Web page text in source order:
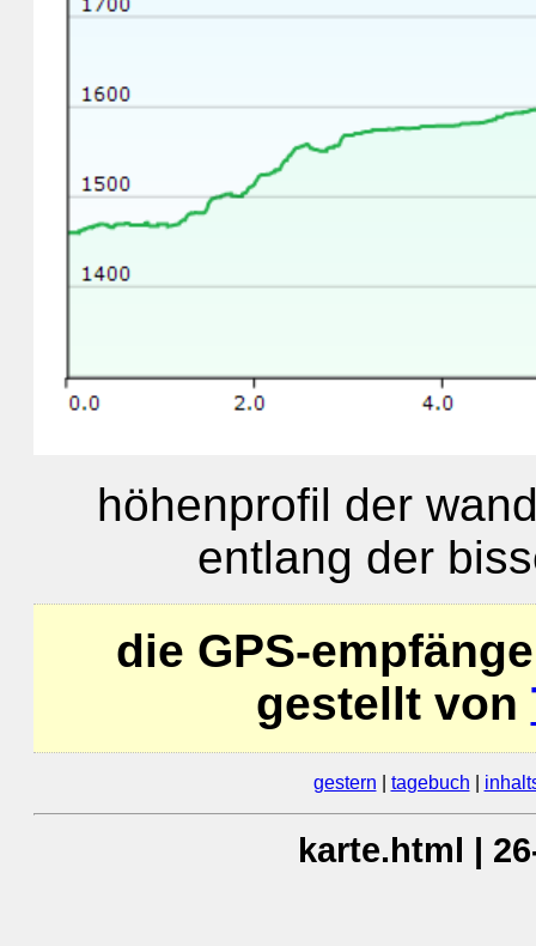
höhenprofil der
entlang der
die GPS-
gestellt von
gestern tagebuch
karte.html |